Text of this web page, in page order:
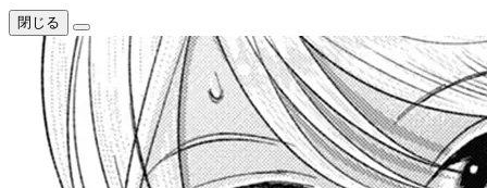
閉じる